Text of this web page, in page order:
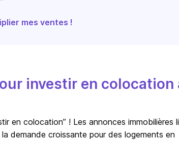
mes ventes !
investir en colocation
en colocation” ! Les annonces immobilières
demande croissante pour des logements en